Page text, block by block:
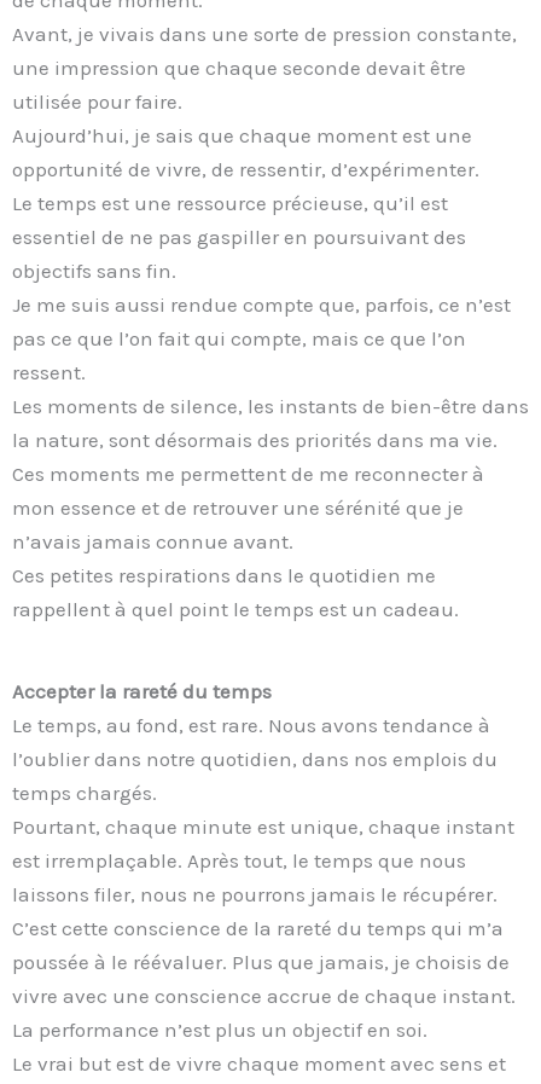
Avant, je vivais dans une sorte de pression constante,
une impression que chaque seconde devait être
utilisée pour faire.
Aujourd’hui, je sais que chaque moment est une
opportunité de vivre, de ressentir, d’expérimenter.
Le temps est une ressource précieuse, qu’il est
essentiel de ne pas gaspiller en poursuivant des
objectifs sans fin.
Je me suis aussi rendue compte que, parfois, ce n’est
pas ce que l’on fait qui compte, mais ce que l’on
ressent.
Les moments de silence, les instants de bien-être dans
la nature, sont désormais des priorités dans ma vie.
Ces moments me permettent de me reconnecter à
mon essence et de retrouver une sérénité que je
n’avais jamais connue avant.
Ces petites respirations dans le quotidien me
rappellent à quel point le temps est un cadeau.
Accepter la rareté du temps
Le temps, au fond, est rare. Nous avons tendance à
l’oublier dans notre quotidien, dans nos emplois du
temps chargés.
Pourtant, chaque minute est unique, chaque instant
est irremplaçable. Après tout, le temps que nous
laissons filer, nous ne pourrons jamais le récupérer.
C’est cette conscience de la rareté du temps qui m’a
poussée à le réévaluer. Plus que jamais, je choisis de
vivre avec une conscience accrue de chaque instant.
La performance n’est plus un objectif en soi.
Le vrai but est de vivre chaque moment avec sens et